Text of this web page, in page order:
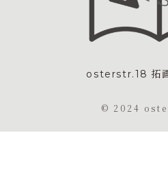
osterstr.18 拓
©︎ 2024